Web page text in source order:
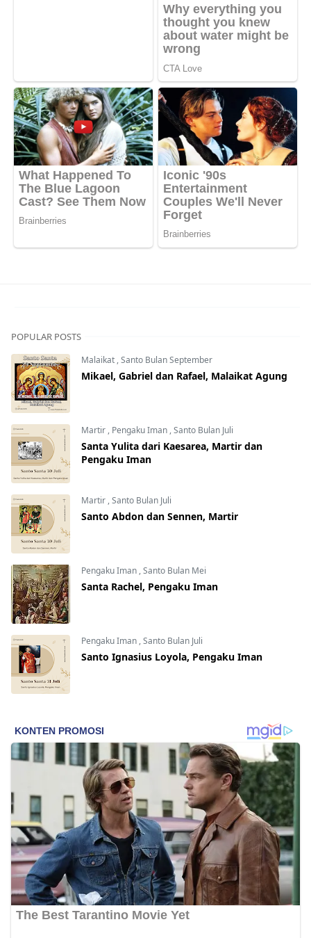
POPULAR POSTS
Malaikat ,Santo Bulan September
Mikael, Gabriel dan Rafael, Malaikat Agung
Martir , Pengaku Iman ,Santo Bulan Juli
Santa Yulita dari Kaesarea, Martir dan
Pengaku Iman
Martir ,Santo Bulan Juli
Santo Abdon dan Sennen, Martir
Pengaku Iman ,Santo Bulan Mei
Santa Rachel, Pengaku Iman
Pengaku Iman ,Santo Bulan Juli
Santo Ignasius Loyola, Pengaku Iman